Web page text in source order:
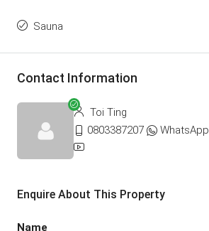
Sauna
Contact Information
Toi Ting
0803387207
WhatsApp
Enquire About This Property
Name